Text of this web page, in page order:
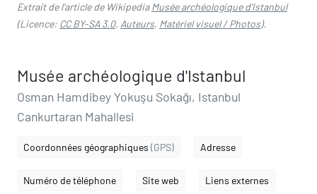
Extrait de l'article de WikipediaMusée archéologique d'Istanbul
(Licence: CC BY-SA 3.0, Auteurs, Matériel visuel / Photos).
Musée archéologique d'Istanbul
Osman Hamdibey Yokuşu Sokağı, Istanbul
Cankurtaran Mahallesi
Coordonnées géographiques (GPS) Adresse
Numéro de téléphone Site web Liens externes